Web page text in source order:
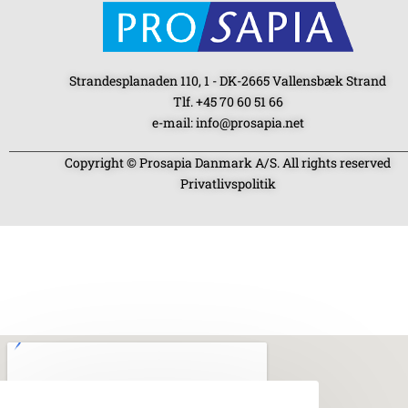
Strandesplanaden 110, 1 - DK-2665 Vallensbæk Strand
Tlf. +45 70 60 51 66
e-mail: info@prosapia.net
Copyright © Prosapia Danmark A/S. All rights reserved
Privatlivspolitik